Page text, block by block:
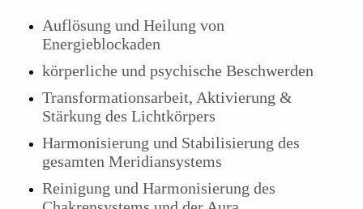
Auflösung und Heilung von
Energieblockaden
körperliche und psychische Beschwerden
Transformationsarbeit, Aktivierung &
Stärkung des Lichtkörpers
Harmonisierung und Stabilisierung des
gesamten Meridiansystems
Reinigung und Harmonisierung des